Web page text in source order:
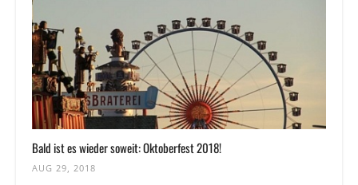
Bald ist es wieder soweit: Oktoberfest 2018!
AUG 29, 2018